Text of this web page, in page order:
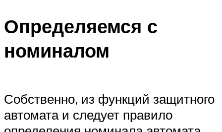
Определяемся с
номиналом
Собственно, из функций защитного
автомата и следует правило